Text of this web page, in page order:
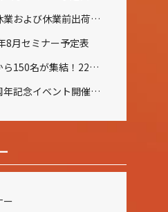
夏季休業および休業前出荷受付のご案内
8月セミナー予定表
全国から150名が集結！22周年記念イベント開催報告
２１周年記念イベント開催のご報告
ー